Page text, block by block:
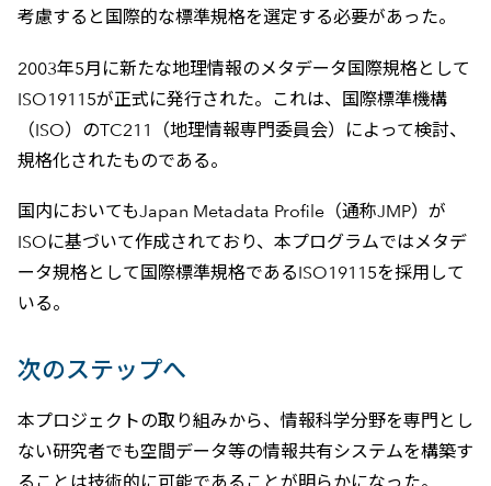
考慮すると国際的な標準規格を選定する必要があった。
2003年5月に新たな地理情報のメタデータ国際規格として
ISO19115が正式に発行された。これは、国際標準機構
（ISO）のTC211（地理情報専門委員会）によって検討、
規格化されたものである。
国内においてもJapan Metadata Profile（通称JMP）が
ISOに基づいて作成されており、本プログラムではメタデ
ータ規格として国際標準規格であるISO19115を採用して
いる。
次のステップへ
本プロジェクトの取り組みから、情報科学分野を専門とし
ない研究者でも空間データ等の情報共有システムを構築す